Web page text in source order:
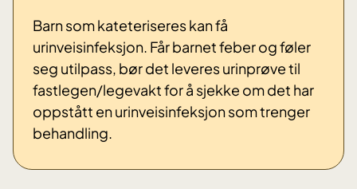
Barn som kateteriseres kan få
urinveisinfeksjon. Får barnet feber og føler
seg utilpass, bør det leveres urinprøve til
fastlegen/legevakt for å sjekke om det har
oppstått en urinveisinfeksjon som trenger
behandling.